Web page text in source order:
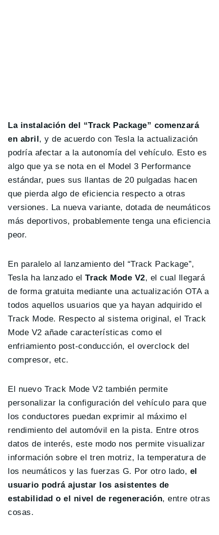
La instalación del “Track Package” comenzará
en abril , y de acuerdo con Tesla la actualización
podría afectar a la autonomía del vehículo. Esto es
algo que ya se nota en el Model 3 Performance
estándar, pues sus llantas de 20 pulgadas hacen
que pierda algo de eficiencia respecto a otras
versiones. La nueva variante, dotada de neumáticos
más deportivos, probablemente tenga una eficiencia
peor.
En paralelo al lanzamiento del “Track Package”,
Tesla ha lanzado elTrack Mode V2, el cual llegará
de forma gratuita mediante una actualización OTA a
todos aquellos usuarios que ya hayan adquirido el
Track Mode. Respecto al sistema original, el Track
Mode V2 añade características como el
enfriamiento post-conducción, el overclock del
compresor, etc.
El nuevo Track Mode V2 también permite
personalizar la configuración del vehículo para que
los conductores puedan exprimir al máximo el
rendimiento del automóvil en la pista. Entre otros
datos de interés, este modo nos permite visualizar
información sobre el tren motriz, la temperatura de
los neumáticos y las fuerzas G. Por otro lado, el
usuario podrá ajustar los asistentes de
estabilidad o el nivel de regeneración, entre otras
cosas.